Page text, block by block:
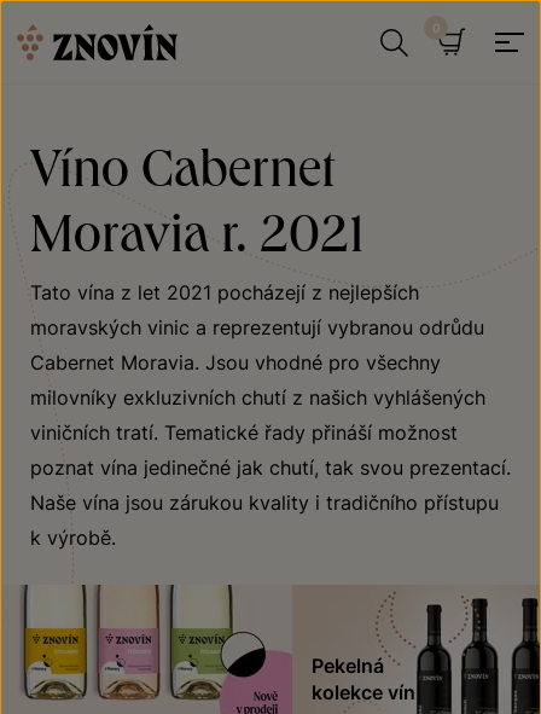
Víno Cabernet
Moravia r. 2021
Tato vína z let 2021 pocházejí z nejlepších
moravských vinic a reprezentují vybranou odrůdu
Cabernet Moravia. Jsou vhodné pro všechny
milovníky exkluzivních chutí z našich vyhlášených
viničních tratí. Tematické řady přináší možnost
poznat vína jedinečné jak chutí, tak svou prezentací.
Naše vína jsou zárukou kvality i tradičního přístupu
k výrobě.
Pekelná
kolekce vín